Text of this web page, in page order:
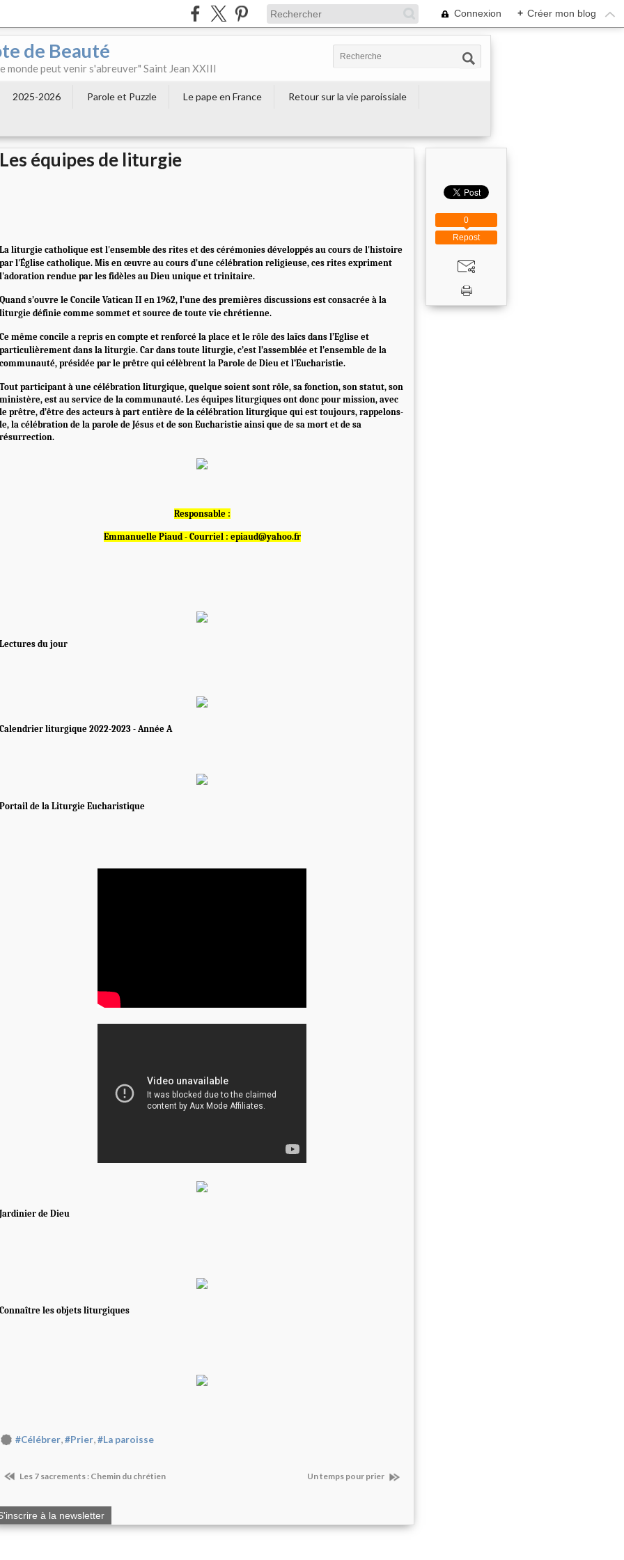
Connexion + Créer mon blog
de Beauté
peut venir s'abreuver" Saint Jean XXIII
2025-2026 Parole et Puzzle Le pape en France
Retour sur la vie paroissiale
Les équipes de liturgie
La liturgie catholique est l'ensemble des rites et des cérémonies développés au cours de l'histoire
par l'Église catholique. Mis en œuvre au cours d'une célébration religieuse, ces rites expriment
l'adoration rendue par les fidèles au Dieu unique et trinitaire.
Quand s’ouvre le Concile Vatican II en 1962, l’une des premières discussions est consacrée à la
liturgie définie comme sommet et source de toute vie chrétienne.
Ce même concile a repris en compte et renforcé la place et le rôle des laïcs dans l’Eglise et
particulièrement dans la liturgie. Car dans toute liturgie, c’est l’assemblée et l’ensemble de la
communauté, présidée par le prêtre qui célèbrent la Parole de Dieu et l’Eucharistie.
Tout participant à une célébration liturgique, quelque soient sont rôle, sa fonction, son statut, son
ministère, est au service de la communauté. Les équipes liturgiques ont donc pour mission, avec
le prêtre, d’être des acteurs à part entière de la célébration liturgique qui est toujours, rappelons-
le, la célébration de la parole de Jésus et de son Eucharistie ainsi que de sa mort et de sa
résurrection.
Responsable :
Emmanuelle Piaud - Courriel : epiaud@yahoo.fr
Lectures du jour
Calendrier liturgique 2022-2023 - Année A
Portail de la Liturgie Eucharistique
Jardinier de Dieu
Connaître les objets liturgiques
#Célébrer,#Prier,#La paroisse
Les 7 sacrements : Chemin du chrétien Un temps pour prier
à la newsletter
Repost
0